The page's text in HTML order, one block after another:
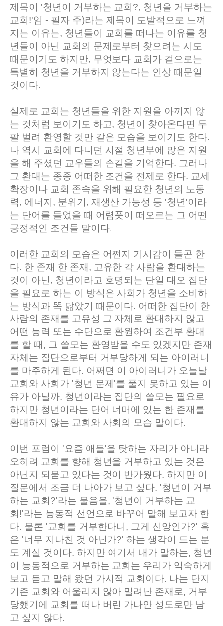
제목이 '청년이 거부하는 교회?, 청년을 거부하는
교회!'임 - 필자 주)라는 제목이 도발적으로 느껴
지는 이유는, 청년들이 교회를 떠나는 이유를 청
년들이 아닌 교회의 문제로부터 찾으려는 시도
때문이기도 하지만, 무엇보다 교회가 겉으로는
특별히 청년을 거부하지 않는다는 인상 때문일
것이다.
실제로 교회는 청년들을 위한 지원을 아끼지 않
는 것처럼 보이기도 하고, 청년이 찾아온다면 두
팔 벌려 환영할 것만 같은 모습을 보이기도 한다.
나 역시 교회에 다니던 시절 청년부에 많은 지원
을 해 주셨던 교우들의 손길을 기억한다. 그러나
그 환대는 종종 어떠한 조건을 전제로 한다. 교세
확장이나 교회 존속을 위해 필요한 청년의 노동
력, 에너지, 분위기, 재생산 가능성 등 '청년'이라
는 단어를 들었을 때 어렴풋이 떠오르는 그 어떤
긍정적인 조건들 말이다.
이러한 교회의 모습은 어쩐지 기시감이 들곤 한
다. 한 존재 한 존재, 고유한 각 사람을 환대하는
것이 아닌, 청년이라고 호명되는 단일 대오 집단
을 필요로 하는 이 방식은 사회가 청년을 소비하
는 방식과 똑 닮았기 때문이다. 어떠한 집단이 한
사람의 존재를 고유성 그 자체로 환대하지 않고
어떤 능력 또는 수단으로 환원하여 조건부 환대
를 할 때, 그 쓸모는 환영받을 수도 있겠지만 존재
자체는 집단으로부터 거부당하게 되는 아이러니
를 마주하게 된다. 어쩌면 이 아이러니가 오늘날
교회와 사회가 '청년 문제'를 풀지 못하고 있는 이
유가 아닐까. 청년이라는 집단의 쓸모는 필요로
하지만 청년이라는 단어 너머에 있는 한 존재를
환대하지 않는 교회와 사회의 모습 말이다.
이번 포럼이 '요즘 애들'을 탓하는 자리가 아니라
오히려 교회를 향해 청년을 거부하고 있는 것은
아닌지 되묻고 있다는 것이 반가웠다. 하지만 이
질문에서 조금 더 나아가 보고 싶다. '청년이 거부
하는 교회?'라는 물음을, '청년이 거부하는 교
회!'라는 능동적 선언으로 바꾸어 말해 보고자 한
다. 물론 '교회를 거부한다니, 그게 신앙인가?' 혹
은 '너무 지나친 것 아닌가?' 하는 생각이 드는 분
도 계실 것이다. 하지만 여기서 내가 말하는, 청년
이 능동적으로 거부하는 교회는 우리가 익숙하게
보고 듣고 말해 왔던 가시적 교회이다. 나는 단지
기존 교회와 어울리지 않아 밀려난 존재로, 거부
당했기에 교회를 떠나 버린 가나안 성도로만 남
고 싶지 않다.